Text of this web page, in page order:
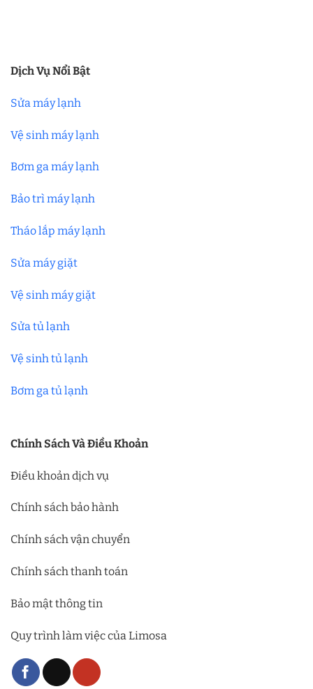
Dịch Vụ Nổi Bật
Sửa máy lạnh
Vệ sinh máy lạnh
Bơm ga máy lạnh
Bảo trì máy lạnh
Tháo lắp máy lạnh
Sửa máy giặt
Vệ sinh máy giặt
Sửa tủ lạnh
Vệ sinh tủ lạnh
Bơm ga tủ lạnh
Chính Sách Và Điều Khoản
Điều khoản dịch vụ
Chính sách bảo hành
Chính sách vận chuyển
Chính sách thanh toán
Bảo mật thông tin
Quy trình làm việc của Limosa